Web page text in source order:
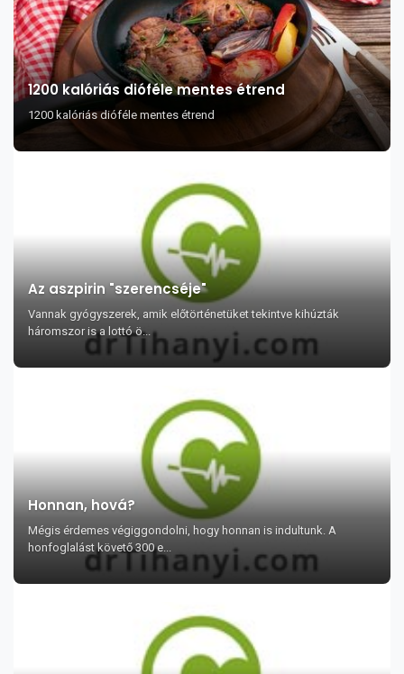
1200 kalóriás dióféle mentes étrend
1200 kalóriás dióféle mentes étrend
Az aszpirin "szerencséje"
Vannak gyógyszerek, amik előtörténetüket tekintve kihúzták
háromszor is a lottó ö...
Honnan, hová?
Mégis érdemes végiggondolni, hogy honnan is indultunk. A
honfoglalást követő 300 e...